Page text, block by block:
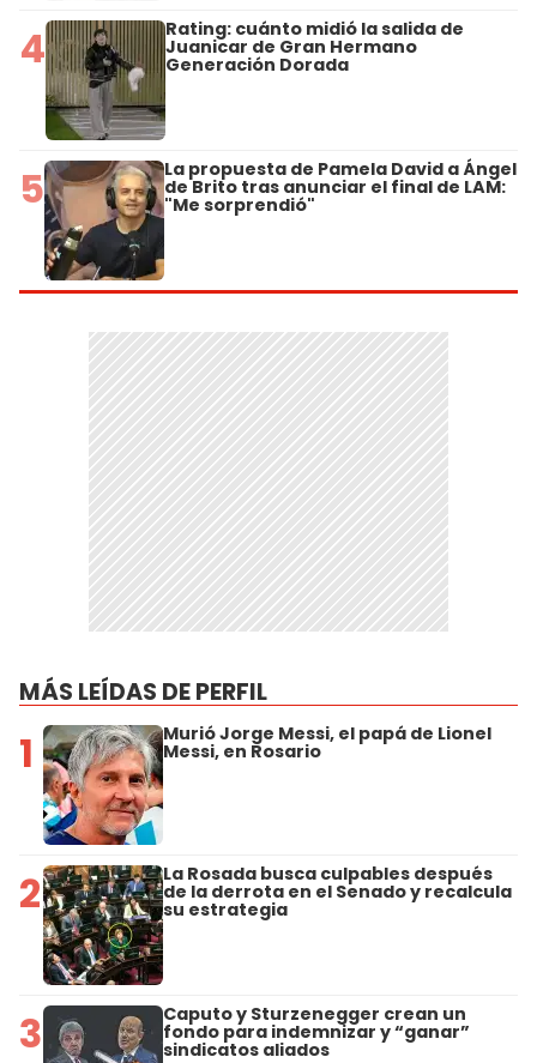
4 Rating: cuánto midió la salida de
Juanicar de Gran Hermano
Generación Dorada
5 La propuesta de Pamela David a Ángel
de Brito tras anunciar el final de LAM:
"Me sorprendió"
MÁS LEÍDAS DE PERFIL
1 Murió Jorge Messi, el papá de Lionel
Messi, en Rosario
2 La Rosada busca culpables después
de la derrota en el Senado y recalcula
su estrategia
3 Caputo y Sturzenegger crean un
fondo para indemnizar y “ganar”
sindicatos aliados